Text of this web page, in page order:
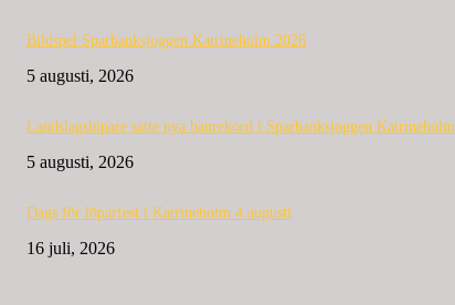
Bildspel Sparbanksjoggen Katrineholm 2026
5 augusti, 2026
Landslagslöpare satte nya banrekord i Sparbanksjoggen Katrineholm
5 augusti, 2026
Dags för löparfest i Katrineholm 4 augusti
16 juli, 2026